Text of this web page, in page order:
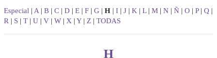
Especial | A| B | C | D | E | F | G | H | I | J | K | L| M | N | Ñ | O | P| Q |
R | S | T | U | V | W | X | Y| Z | TODAS
H